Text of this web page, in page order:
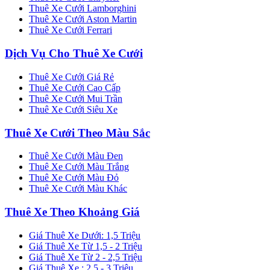
Thuê Xe Cưới Lamborghini
Thuê Xe Cưới Aston Martin
Thuê Xe Cưới Ferrari
Dịch Vụ Cho Thuê Xe Cưới
Thuê Xe Cưới Giá Rẻ
Thuê Xe Cưới Cao Cấp
Thuê Xe Cưới Mui Trần
Thuê Xe Cưới Siêu Xe
Thuê Xe Cưới Theo Màu Sắc
Thuê Xe Cưới Màu Đen
Thuê Xe Cưới Màu Trắng
Thuê Xe Cưới Màu Đỏ
Thuê Xe Cưới Màu Khác
Thuê Xe Theo Khoảng Giá
Giá Thuê Xe Dưới: 1,5 Triệu
Giá Thuê Xe Từ 1,5 - 2 Triệu
Giá Thuê Xe Từ 2 - 2,5 Triệu
Giá Thuê Xe : 2,5 - 3 Triệu